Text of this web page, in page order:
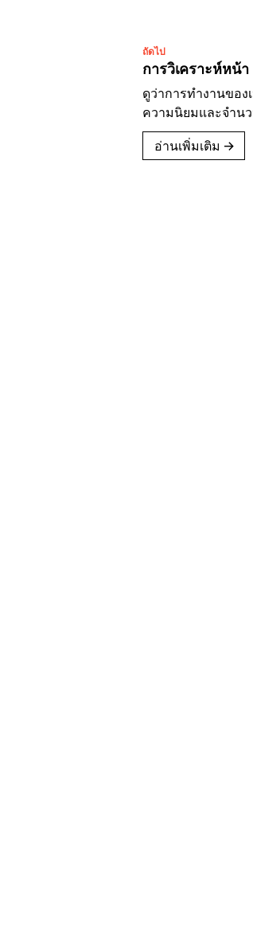
ถัดไป
การวิเคราะห์หน้า
ดูว่าการทำงานขอ
ความนิยมและจำน
อ่านเพิ่มเติม →